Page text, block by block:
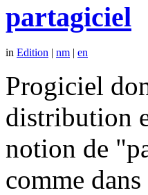
partagiciel
in Edition | nm | en
Progiciel
distribution
notion de
comme